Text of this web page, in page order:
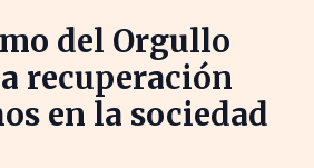
del Orgullo
recuperación
en la sociedad